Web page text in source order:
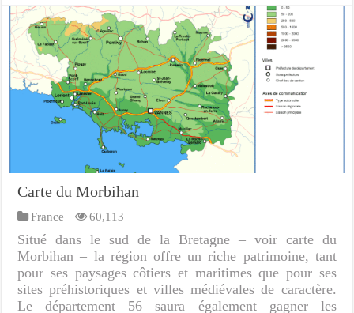
Carte du Morbihan
France 60,113
Situé dans le sud de la Bretagne – voir carte du
Morbihan – la région offre un riche patrimoine, tant
pour ses paysages côtiers et maritimes que pour ses
sites préhistoriques et villes médiévales de caractère.
Le département 56 saura également gagner les